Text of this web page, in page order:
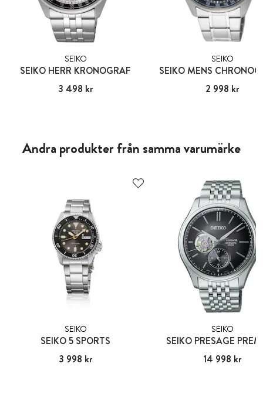
SEIKO
SEIKO HERR KRONOGRAF
Pris :3 498 kr
3 498 kr
SEIKO
SEIKO MENS
Pris :2 998 kr
2 998 kr
Andra produkter från samma varumärke
SEIKO
SEIKO 5 SPORTS
Pris :3 998 kr
3 998 kr
SEIKO
SEIKO PRESAGE
Pris: 14 998 kr
14 998 kr